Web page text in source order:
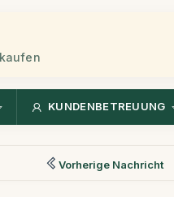
KUNDENBETREUUNG
Vorherige Nachricht